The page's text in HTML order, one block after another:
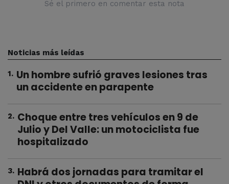
Sé el primero en comentar esta nota
Noticias más leídas
1. Un hombre sufrió graves lesiones tras
un accidente en parapente
2. Choque entre tres vehículos en 9 de
Julio y Del Valle: un motociclista fue
hospitalizado
3. Habrá dos jornadas para tramitar el